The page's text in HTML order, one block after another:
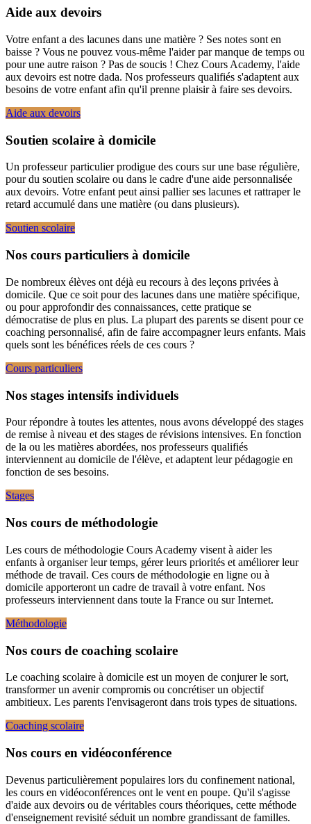
Aide aux devoirs
Votre enfant a des lacunes dans une matière ? Ses notes sont en
baisse ? Vous ne pouvez vous-même l'aider par manque de temps ou
pour une autre raison ? Pas de soucis ! Chez Cours Academy, l'aide
aux devoirs est notre dada. Nos professeurs qualifiés s'adaptent aux
besoins de votre enfant afin qu'il prenne plaisir à faire ses devoirs.
Aide aux devoirs
Soutien scolaire à domicile
Un professeur particulier prodigue des cours sur une base régulière,
pour du soutien scolaire ou dans le cadre d'une aide personnalisée
aux devoirs. Votre enfant peut ainsi pallier ses lacunes et rattraper le
retard accumulé dans une matière (ou dans plusieurs).
Soutien scolaire
Nos cours particuliers à domicile
De nombreux élèves ont déjà eu recours à des leçons privées à
domicile. Que ce soit pour des lacunes dans une matière spécifique,
ou pour approfondir des connaissances, cette pratique se
démocratise de plus en plus. La plupart des parents se disent pour ce
coaching personnalisé, afin de faire accompagner leurs enfants. Mais
quels sont les bénéfices réels de ces cours ?
Cours particuliers
Nos stages intensifs individuels
Pour répondre à toutes les attentes, nous avons développé des stages
de remise à niveau et des stages de révisions intensives. En fonction
de la ou les matières abordées, nos professeurs qualifiés
interviennent au domicile de l'élève, et adaptent leur pédagogie en
fonction de ses besoins.
Stages
Nos cours de méthodologie
Les cours de méthodologie Cours Academy visent à aider les
enfants à organiser leur temps, gérer leurs priorités et améliorer leur
méthode de travail. Ces cours de méthodologie en ligne ou à
domicile apporteront un cadre de travail à votre enfant. Nos
professeurs interviennent dans toute la France ou sur Internet.
Méthodologie
Nos cours de coaching scolaire
Le coaching scolaire à domicile est un moyen de conjurer le sort,
transformer un avenir compromis ou concrétiser un objectif
ambitieux. Les parents l'envisageront dans trois types de situations.
Coaching scolaire
Nos cours en vidéoconférence
Devenus particulièrement populaires lors du confinement national,
les cours en vidéoconférences ont le vent en poupe. Qu'il s'agisse
d'aide aux devoirs ou de véritables cours théoriques, cette méthode
d'enseignement revisité séduit un nombre grandissant de familles.